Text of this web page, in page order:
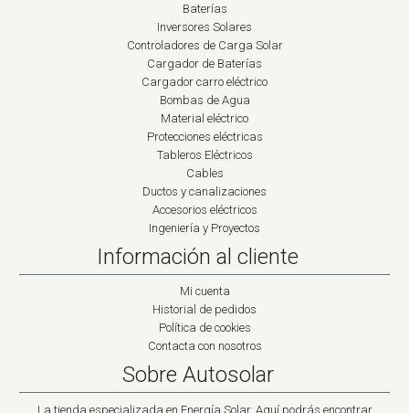
Baterías
Inversores Solares
Controladores de Carga Solar
Cargador de Baterías
Cargador carro eléctrico
Bombas de Agua
Material eléctrico
Protecciones eléctricas
Tableros Eléctricos
Cables
Ductos y canalizaciones
Accesorios eléctricos
Ingeniería y Proyectos
Información al cliente
Mi cuenta
Historial de pedidos
Política de cookies
Contacta con nosotros
Sobre Autosolar
La tienda especializada en Energía Solar. Aquí podrás encontrar